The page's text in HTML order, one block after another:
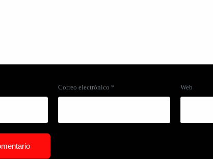
Correo electrónico * Web